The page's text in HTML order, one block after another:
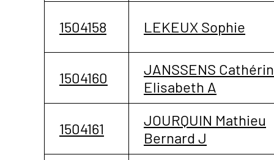
1504158 LEKEUX Sophie
1504160
JANSSENS
Elisabeth A
1504161
JOURQUIN Mathieu
Bernard J